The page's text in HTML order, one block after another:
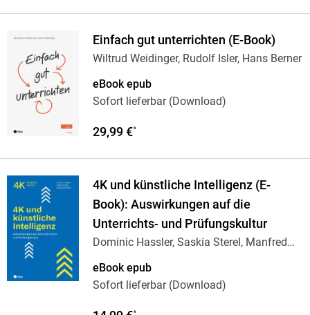
Einfach gut unterrichten (E-Book)
Wiltrud Weidinger, Rudolf Isler, Hans Berner
eBook epub
Sofort lieferbar (Download)
29,99 €*
4K und künstliche Intelligenz (E-
Book): Auswirkungen auf die
Unterrichts- und Prüfungskultur
Dominic Hassler, Saskia Sterel, Manfred
eBook epub
Sofort lieferbar (Download)
*